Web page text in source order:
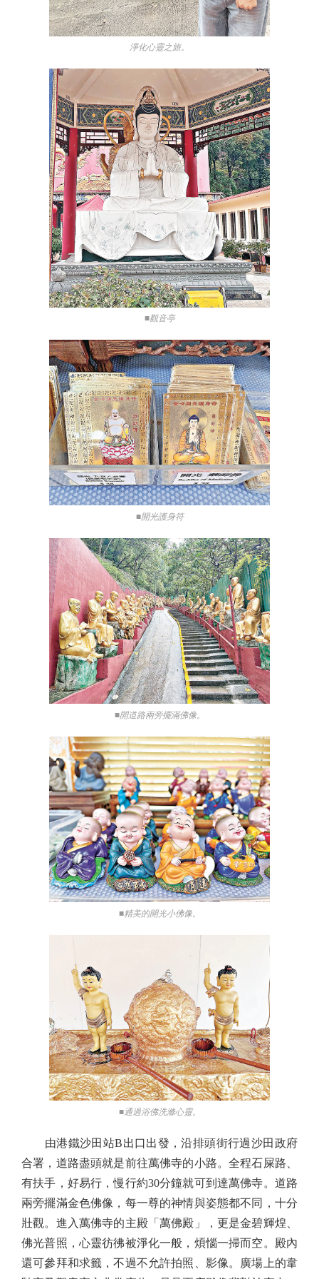
淨化心靈之旅。
■觀音亭
■開光護身符
■開道路兩旁擺滿佛像。
■精美的開光小佛像。
■通過浴佛洗滌心靈。
由港鐵沙田站B出口出發，沿排頭街行過沙田政府
合署，道路盡頭就是前往萬佛寺的小路。全程石屎路、
有扶手，好易行，慢行約30分鐘就可到達萬佛寺。道路
兩旁擺滿金色佛像，每一尊的神情與姿態都不同，十分
壯觀。進入萬佛寺的主殿「萬佛殿」，更是金碧輝煌、
佛光普照，心靈彷彿被淨化一般，煩惱一掃而空。殿內
還可參拜和求籤，不過不允許拍照、影像。廣場上的韋